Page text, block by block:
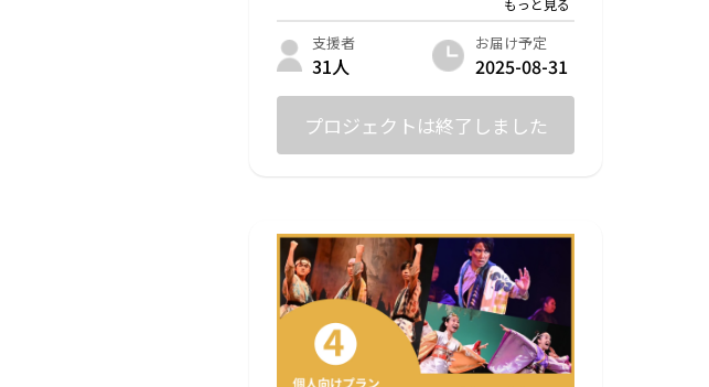
・博多若杉水炊き2～3人前
【※ご確認事項】
・画像はイメージです
・お届けは2025年8月中の発送を予定して
いますが、発送状況により出荷時期が遅れ
・破損・不良品 については、到着後10日以
内にご連絡ください。
※食品衛生法上の営業許可を有している
(株)Skywardから発送します。
※成分表示はリターンに表記します。アレ
ルギー成分等を確認したい場合、支援前に
ご相談ください。
支援者
31人
お届け予定
2025-08-31
プロジェクトは終了しました